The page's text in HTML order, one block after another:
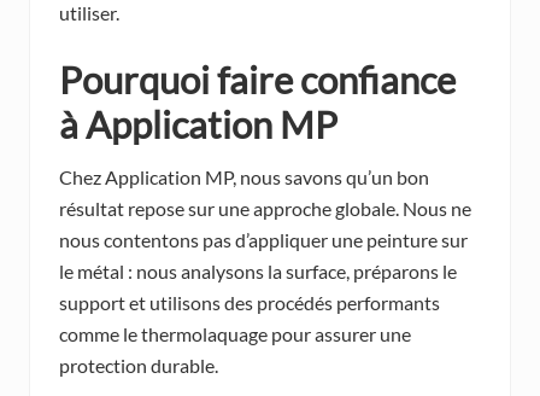
utiliser.
Pourquoi faire confiance
à Application MP
Chez Application MP, nous savons qu’un bon
résultat repose sur une approche globale. Nous ne
nous contentons pas d’appliquer une peinture sur
le métal : nous analysons la surface, préparons le
support et utilisons des procédés performants
comme le thermolaquage pour assurer une
protection durable.